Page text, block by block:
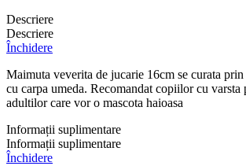
Descriere
Descriere
Închidere
Maimuta veverita de jucarie 16cm se curata prin
cu carpa umeda. Recomandat copiilor cu varsta
adultilor care vor o mascota haioasa
Informații suplimentare
Informații suplimentare
Închidere